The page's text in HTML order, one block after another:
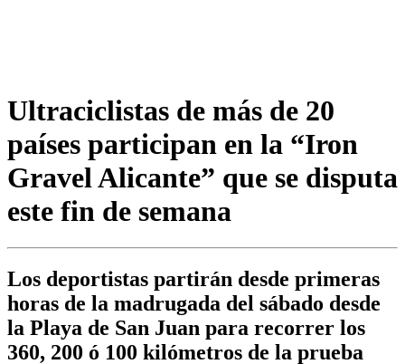
Ultraciclistas de más de 20
países participan en la “Iron
Gravel Alicante” que se disputa
este fin de semana
Los deportistas partirán desde primeras
horas de la madrugada del sábado desde
la Playa de San Juan para recorrer los
360, 200 ó 100 kilómetros de la prueba